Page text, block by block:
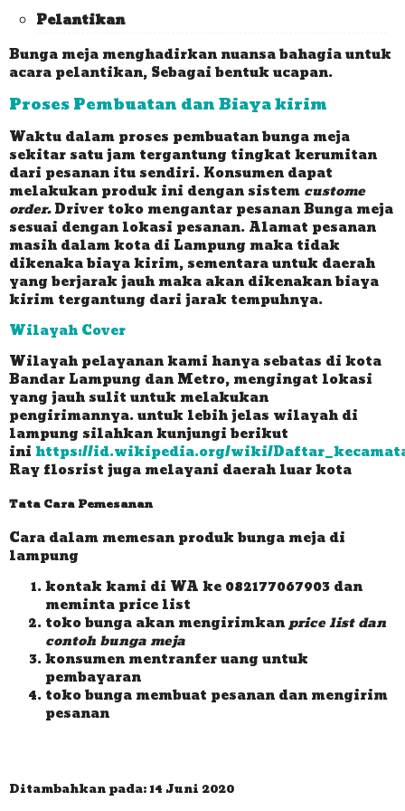
Pelantikan
Bunga meja menghadirkan nuansa bahagia untuk
acara pelantikan, Sebagai bentuk ucapan.
Proses Pembuatan dan Biaya kirim
Waktu dalam proses pembuatan bunga meja
sekitar satu jam tergantung tingkat kerumitan
dari pesanan itu sendiri. Konsumen dapat
melakukan produk ini dengan sistem custome
order.Driver toko mengantar pesanan Bunga meja
sesuai dengan lokasi pesanan. Alamat pesanan
masih dalam kota di Lampung maka tidak
dikenaka biaya kirim, sementara untuk daerah
yang berjarak jauh maka akan dikenakan biaya
kirim tergantung dari jarak tempuhnya.
Wilayah Cover
Wilayah pelayanan kami hanya sebatas di kota
Bandar Lampung dan Metro, mengingat lokasi
yang jauh sulit untuk melakukan
pengirimannya. untuk lebih jelas wilayah di
lampung silahkan kunjungi berikut
ini https://id.wikipedia.org/wiki/
Ray flosrist juga melayani daerah luar kota
Tata Cara Pemesanan
Cara dalam memesan produk bunga meja di
lampung
kontak kami di WA ke 082177067903 dan
meminta price list
toko bunga akan mengirimkanprice list dan
contoh bunga meja
konsumen mentranfer uang untuk
pembayaran
toko bunga membuat pesanan dan mengirim
pesanan
Ditambahkan pada: 14 Juni 2020